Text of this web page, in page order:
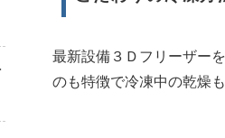
最新設備３Ｄフリーザー
のも特徴で冷凍中の乾燥